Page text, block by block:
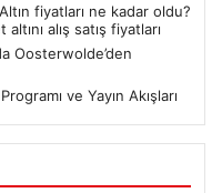
fiyatları ne kadar oldu?
alış satış fiyatları
Oosterwolde’den
ve Yayın Akışları